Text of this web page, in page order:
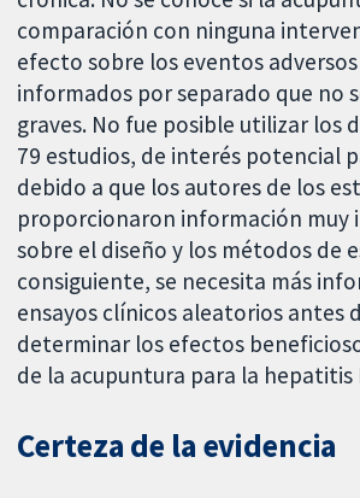
comparación con ninguna
efecto sobre los eventos
informados por separado que no
graves. No fue posible utilizar los
79 estudios, de interés potencial
debido a que los autores de los
proporcionaron información muy
sobre el diseño y los métodos de
consiguiente, se necesita más
ensayos clínicos aleatorios antes
determinar los efectos
de la acupuntura para la hepatitis
Certeza de la evidencia